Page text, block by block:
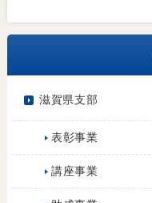
滋賀県支部
表彰事業
講座事業